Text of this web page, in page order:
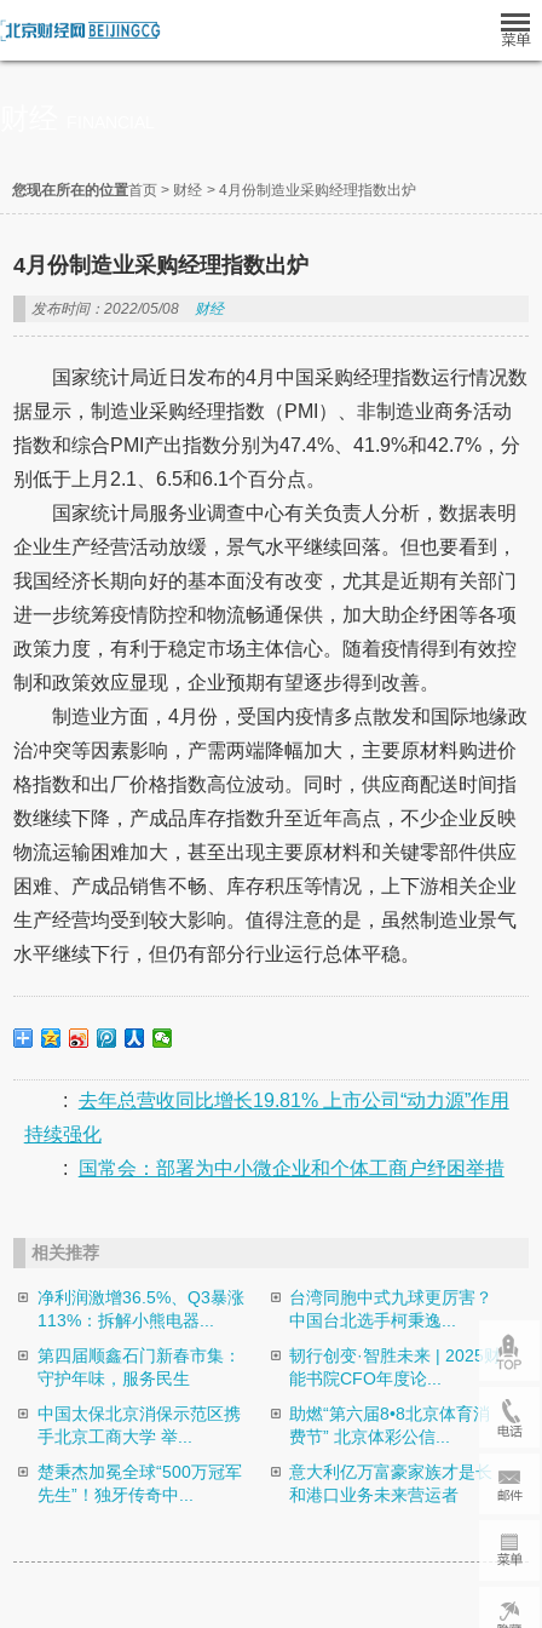
您现在所在的位置首页 > 财经 > 4月份制造业采购经理指数出炉
4月份制造业采购经理指数出炉
发布时间：2022/05/08 财经
国家统计局近日发布的4月中国采购经理指数运行情况数
据显示，制造业采购经理指数（PMI）、非制造业商务活动
指数和综合PMI产出指数分别为47.4%、41.9%和42.7%，分
别低于上月2.1、6.5和6.1个百分点。
国家统计局服务业调查中心有关负责人分析，数据表明
企业生产经营活动放缓，景气水平继续回落。但也要看到，
我国经济长期向好的基本面没有改变，尤其是近期有关部门
进一步统筹疫情防控和物流畅通保供，加大助企纾困等各项
政策力度，有利于稳定市场主体信心。随着疫情得到有效控
制和政策效应显现，企业预期有望逐步得到改善。
制造业方面，4月份，受国内疫情多点散发和国际地缘政
治冲突等因素影响，产需两端降幅加大，主要原材料购进价
格指数和出厂价格指数高位波动。同时，供应商配送时间指
数继续下降，产成品库存指数升至近年高点，不少企业反映
物流运输困难加大，甚至出现主要原材料和关键零部件供应
困难、产成品销售不畅、库存积压等情况，上下游相关企业
生产经营均受到较大影响。值得注意的是，虽然制造业景气
水平继续下行，但仍有部分行业运行总体平稳。
: 去年总营收同比增长19.81% 上市公司“动力源”作用
持续强化
:
国常会：部署为中小微企业和个体工商户纾困举措
相关推荐
净利润激增36.5%、Q3暴涨
113%：拆解小熊电器...
台湾同胞中式九球更厉害？
中国台北选手柯秉逸...
第四届顺鑫石门新春市集：
守护年味，服务民生
韧行创变·智胜未来 | 2025财
能书院CFO年度论...
中国太保北京消保示范区携
手北京工商大学 举...
助燃“第六届8•8北京体育消
费节” 北京体彩公信...
楚秉杰加冕全球“500万冠军
先生”！独牙传奇中...
意大利亿万富豪家族才是长
和港口业务未来营运者